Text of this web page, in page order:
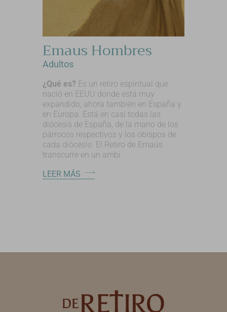
Emaus Hombres
Adultos
¿Qué es? Es un retiro espiritual que
nació en EEUU donde está muy
expandido, ahora también en España y
en Europa. Está en casi todas las
diócesis de España, de la mano de los
párrocos respectivos y los obispos de
cada diócesis. El Retiro de Emaús
transcurre en un ambi
LEER MÁS